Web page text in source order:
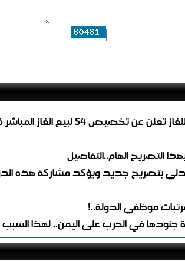
عاجل..الشركة اليمنية للغاز تعلن عن تخصيص 54
التصريح الهام..التفاصيل
يدلي بتصريح جديد ويؤكد مشاركة هذه
موظفي الدولة..!
جنودها في الحرب على اليمن.. لهذا السبب